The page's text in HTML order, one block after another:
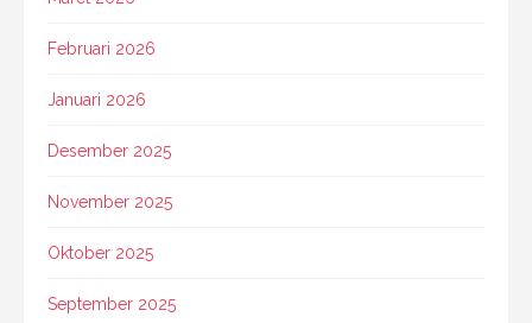
Februari 2026
Januari 2026
Desember 2025
November 2025
Oktober 2025
September 2025